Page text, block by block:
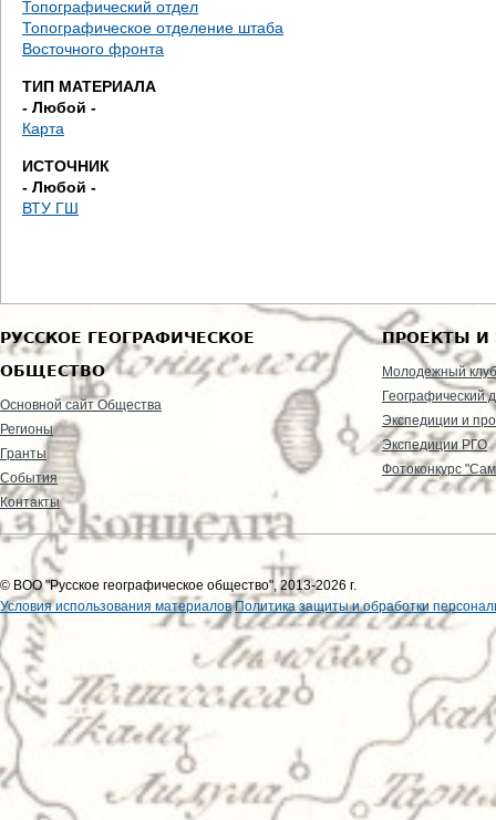
Топографический отдел
Топографическое отделение штаба
Восточного фронта
ТИП МАТЕРИАЛА
- Любой -
Карта
ИСТОЧНИК
- Любой -
ВТУ ГШ
РУССКОЕ ГЕОГРАФИЧЕСКОЕ
ОБЩЕСТВО
Основной сайт Общества
Регионы
Гранты
События
Контакты
ПРОЕКТЫ И
Молодежный клуб
Географический
Экспедиции и
Экспедиции РГО
Фотоконкурс
© ВОО "Русское географическое общество", 2013-2026 г.
Условия использования материалов Политика защиты и обработки